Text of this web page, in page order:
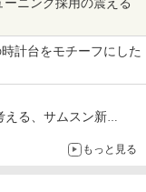
計台をモチーフにした
える、サムスン新
もっと見る